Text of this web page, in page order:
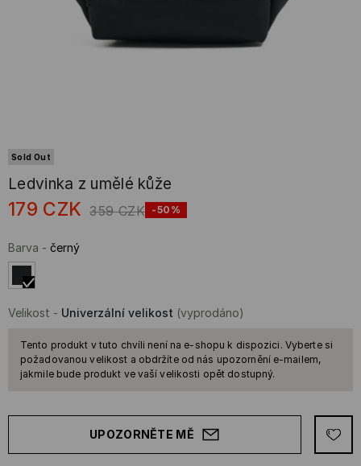
Sold Out
Ledvinka z umělé kůže
179 CZK 359 CZK -50%
Barva - černý
Velikost - Univerzální velikost (vyprodáno)
Tento produkt v tuto chvíli není na e-shopu k dispozici. Vyberte si
požadovanou velikost a obdržíte od nás upozornění e-mailem,
jakmile bude produkt ve vaší velikosti opět dostupný.
UPOZORNĚTE MĚ